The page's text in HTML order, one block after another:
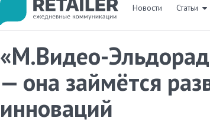
Новости Статьи
«М.Видео-
— она займётся
инноваций